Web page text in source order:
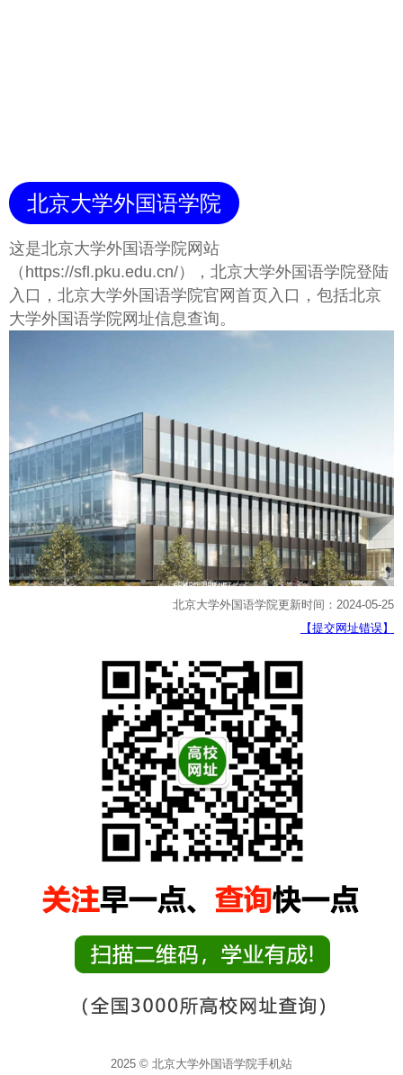
北京大学外国语学院
这是北京大学外国语学院网站
（https://sfl.pku.edu.cn/），北京大学外国语学院登陆
入口，北京大学外国语学院官网首页入口，包括北京
大学外国语学院网址信息查询。
北京大学外国语学院更新时间：2024-05-25
【提交网址错误】
2025 © 北京大学外国语学院手机站